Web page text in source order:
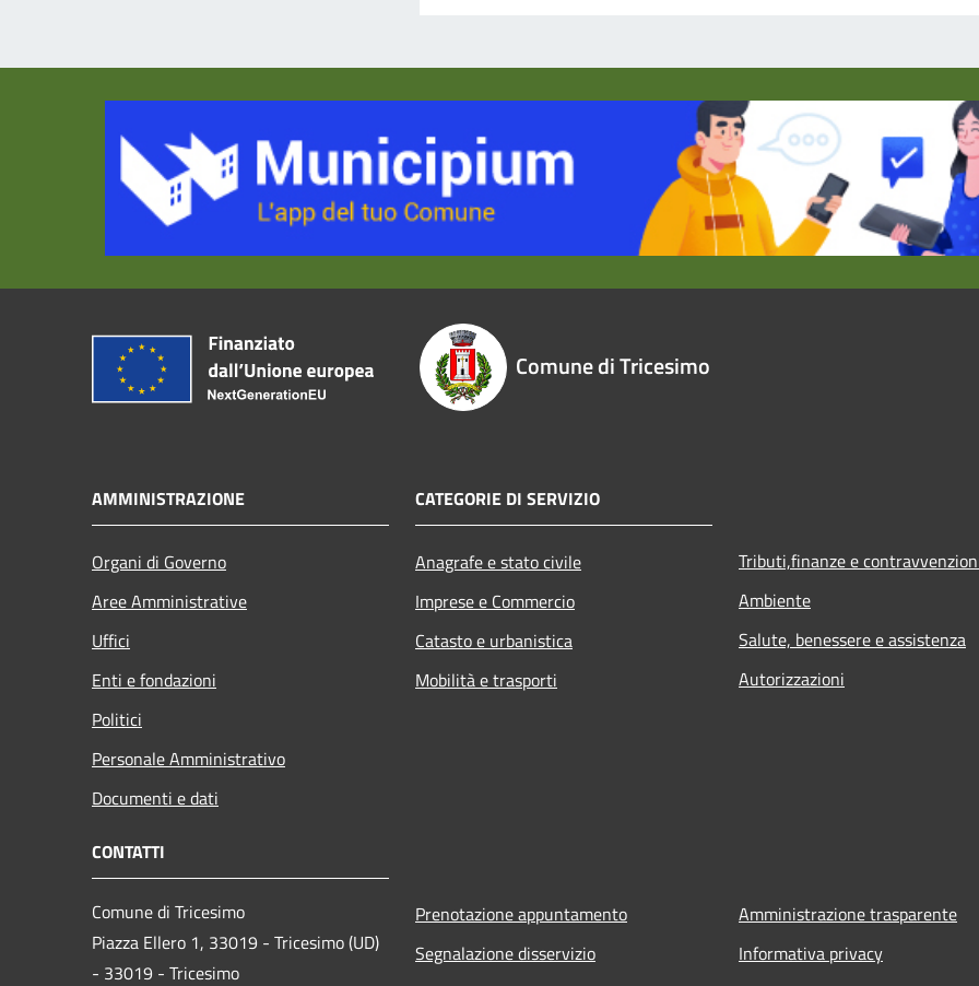
Comune di Tricesimo
AMMINISTRAZIONE
Organi di Governo
Aree Amministrative
Uffici
Enti e fondazioni
Politici
Personale Amministrativo
Documenti e dati
CATEGORIE DI SERVIZIO
Anagrafe e stato civile
Imprese e Commercio
Catasto e urbanistica
Mobilità e trasporti
Tributi,finanze e
Ambiente
Salute, benessere e assistenza
Autorizzazioni
CONTATTI
Comune di Tricesimo
Piazza Ellero 1, 33019 - Tricesimo (UD)
- 33019 - Tricesimo
Prenotazione appuntamento
Segnalazione disservizio
Amministrazione trasparente
Informativa privacy